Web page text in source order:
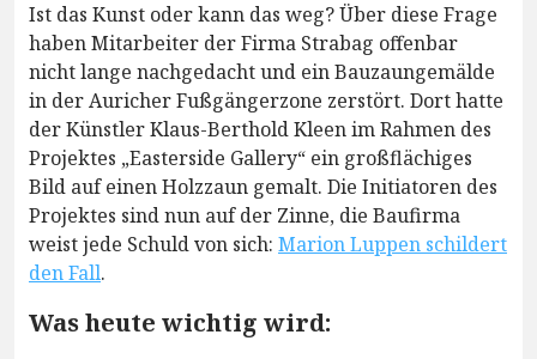
Ist das Kunst oder kann das weg? Über diese Frage
haben Mitarbeiter der Firma Strabag offenbar
nicht lange nachgedacht und ein Bauzaungemälde
in der Auricher Fußgängerzone zerstört. Dort hatte
der Künstler Klaus-Berthold Kleen im Rahmen des
Projektes „Easterside Gallery“ ein großflächiges
Bild auf einen Holzzaun gemalt. Die Initiatoren des
Projektes sind nun auf der Zinne, die Baufirma
weist jede Schuld von sich: Marion Luppen schildert
den Fall.
Was heute wichtig wird: